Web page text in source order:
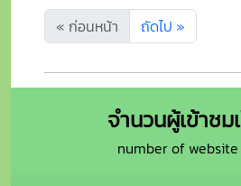
« ก่อนหน้า ถัดไป »
จำนวนผู้เข้าชม
number of